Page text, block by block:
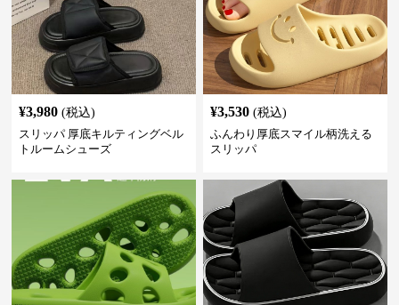
¥3,980 (税込)
スリッパ 厚底キルティングベル
トルームシューズ
¥3,530 (税込)
ふんわり厚底スマイル柄洗える
スリッパ